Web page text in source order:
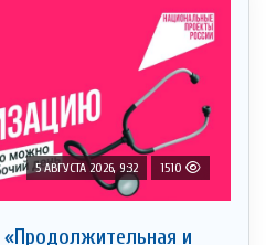
5 АВГУСТА 2026, 9:32 1510
и